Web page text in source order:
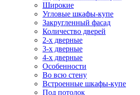
Широкие
Угловые шкафы-купе
Закругленный фасад
Количество дверей
2-х дверные
3-х дверные
4-х дверные
Особенности
Во всю стену
Встроенные шкафы-купе
Под потолок